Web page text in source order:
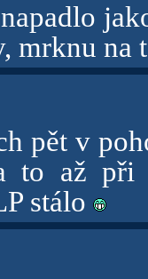
mrknu na
pět v
to až při
stálo